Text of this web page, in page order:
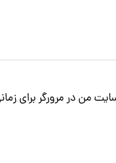
من در مرورگر برای